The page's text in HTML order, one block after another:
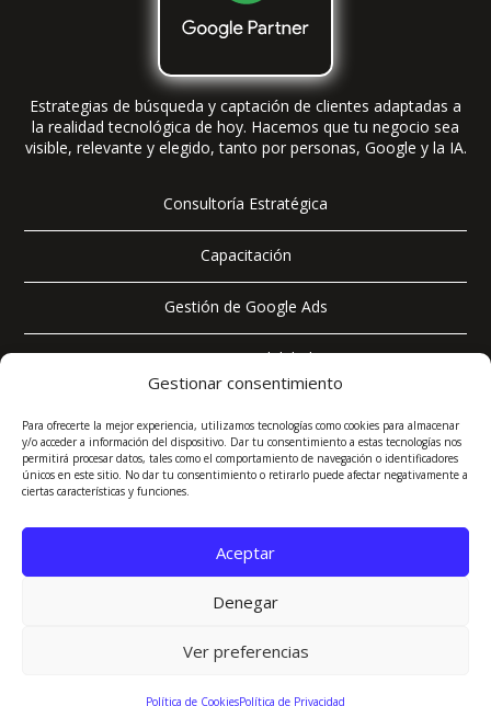
Gestionar consentimiento
Para ofrecerte la mejor experiencia, utilizamos tecnologías como cookies para almacenar
y/o acceder a información del dispositivo. Dar tu consentimiento a estas tecnologías nos
permitirá procesar datos, tales como el comportamiento de navegación o identificadores
únicos en este sitio. No dar tu consentimiento o retirarlo puede afectar negativamente a
ciertas características y funciones.
Aceptar
Denegar
Ver preferencias
Política de CookiesPolítica de Privacidad
Estrategias de búsqueda y captación de clientes adaptadas a
la realidad tecnológica de hoy. Hacemos que tu negocio sea
visible, relevante y elegido, tanto por personas, Google y la IA.
Consultoría Estratégica
Capacitación
Gestión de Google Ads
SEO & AEO (Visibilidad IA)
 +593 98 397 7096
contacto@marketingpractico.com
Lunes a Viernes, 8:00 AM - 6:00 PM (GMT-5)